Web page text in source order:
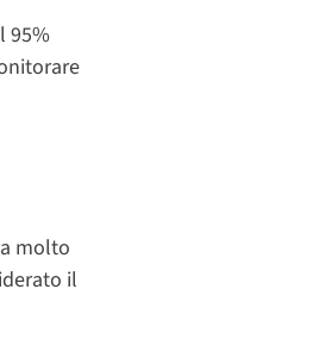
95%
molto
il